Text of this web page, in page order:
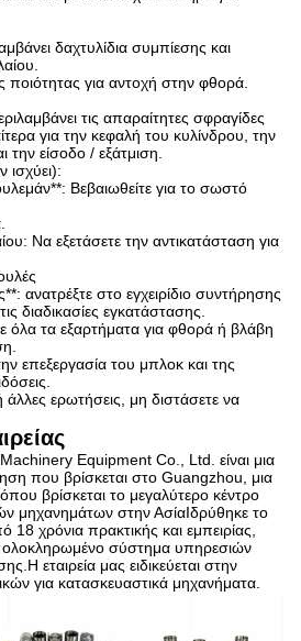
δαχτυλίδια συμπίεσης και
ποιότητας για αντοχή στην φθορά.
τις απαραίτητες σφραγίδες
για την κεφαλή του κυλίνδρου, την
την είσοδο / εξάτμιση.
ισχύει):
Βεβαιωθείτε για το σωστό
Να εξετάσετε την αντικατάσταση για
ανατρέξτε στο εγχειρίδιο συντήρησης
διαδικασίες εγκατάστασης.
όλα τα εξαρτήματα για φθορά ή βλάβη
επεξεργασία του μπλοκ και της
άλλες ερωτήσεις, μη διστάσετε να
Equipment Co., Ltd. είναι μια
που βρίσκεται στο Guangzhou, μια
βρίσκεται το μεγαλύτερο κέντρο
μηχανημάτων στην ΑσίαΙδρύθηκε το
χρόνια πρακτικής και εμπειρίας,
ολοκληρωμένο σύστημα υπηρεσιών
εταιρεία μας ειδικεύεται στην
για κατασκευαστικά μηχανήματα.